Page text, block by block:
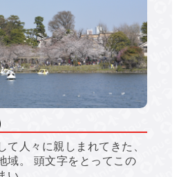
て人々に親しまれてきた、
域。 頭文字をとってこの